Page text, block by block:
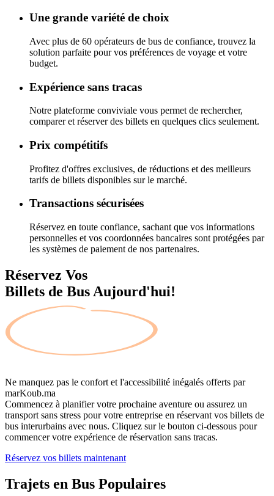
Une grande variété de choix
Avec plus de 60 opérateurs de bus de confiance, trouvez la
solution parfaite pour vos préférences de voyage et votre
budget.
Expérience sans tracas
Notre plateforme conviviale vous permet de rechercher,
comparer et réserver des billets en quelques clics seulement.
Prix compétitifs
Profitez d'offres exclusives, de réductions et des meilleurs
tarifs de billets disponibles sur le marché.
Transactions sécurisées
Réservez en toute confiance, sachant que vos informations
personnelles et vos coordonnées bancaires sont protégées par
les systèmes de paiement de nos partenaires.
Réservez Vos
Billets de Bus Aujourd'hui!
Ne manquez pas le confort et l'accessibilité inégalés offerts par
marKoub.ma
Commencez à planifier votre prochaine aventure ou assurez un
transport sans stress pour votre entreprise en réservant vos billets de
bus interurbains avec nous. Cliquez sur le bouton ci-dessous pour
commencer votre expérience de réservation sans tracas.
Réservez vos billets maintenant
Trajets en Bus Populaires